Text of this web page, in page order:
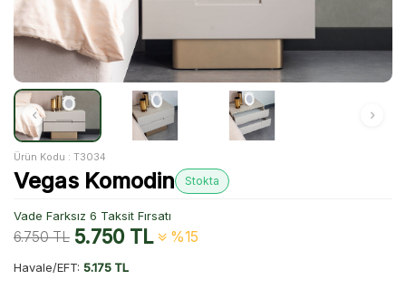
Ürün Kodu : T3034
Vegas Komodin Stokta
Vade Farksız 6 Taksit Fırsatı
6.750TL 5.750TL %15
Havale/EFT: 5.175 TL